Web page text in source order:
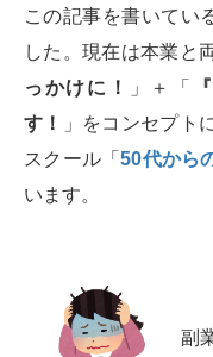
この記事を書いてい
した。現在は本業と
っかけに！
」＋「
す！
」をコンセプト
スクール「50代から
います。
副